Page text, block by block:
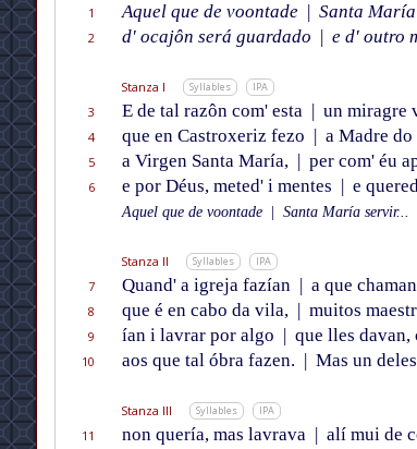
1
Aquel que de voontade | Santa
2
d' ocajôn será guardado | e d' outro
Stanza I Syllables IPA
3 E de tal razôn com' esta | un miragre
4
que en Castroxeriz fezo | a Madre
5
a Virgen Santa María, | per com' éu
6
e por Déus, meted' i mentes | e
Aquel que de voontade
Santa María servir...
Stanza II Syllables IPA
7 Quand' a igreja fazían | a que
8
que é en cabo da vila, | muitos
9
ían i lavrar por algo | que lles davan,
10
aos que tal óbra fazen. | Mas un
Stanza III Syllables IPA
11 non quería, mas lavrava | alí mui de